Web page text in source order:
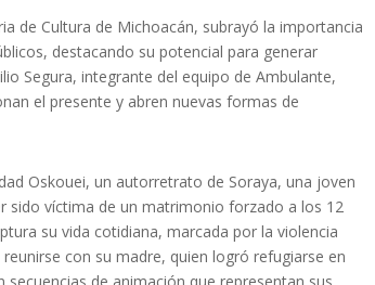
de Cultura de Michoacán, subrayó la importancia
destacando su potencial para generar
Segura, integrante del equipo de Ambulante,
el presente y abren nuevas formas de
Oskouei, un autorretrato de Soraya, una joven
sido víctima de un matrimonio forzado a los 12
su vida cotidiana, marcada por la violencia
con su madre, quien logró refugiarse en